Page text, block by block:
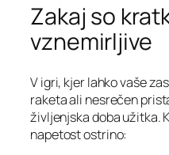
Zakaj so
vznemirljive
V igri, kjer lahko vaše
raketa ali nesrečen
življenjska doba užitka.
napetost ostrino: